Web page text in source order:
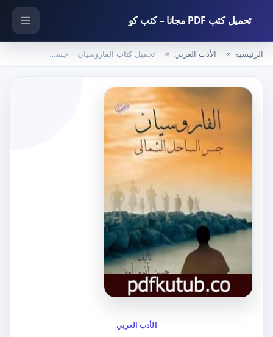
تحميل كتب PDF مجانا – كتب كو
الرئيسية الأدب العربي تحميل كتاب الفاروسيان – جسر الساحل الشمالي PDF تأليف حسن أنور أمين مجانا [كامل]
الأدب العربي